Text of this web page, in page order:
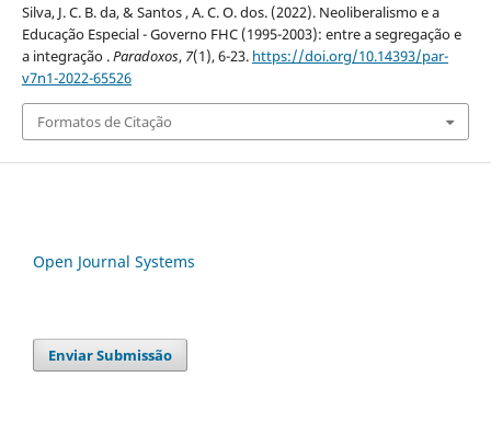
Silva, J. C. B. da, & Santos , A. C. O. dos. (2022). Neoliberalismo e a
Educação Especial - Governo FHC (1995-2003): entre a segregação e
a integração .Paradoxos, 7(1), 6-23. https://doi.org/10.14393/par-
v7n1-2022-65526
Formatos de Citação
Open Journal Systems
Enviar Submissão